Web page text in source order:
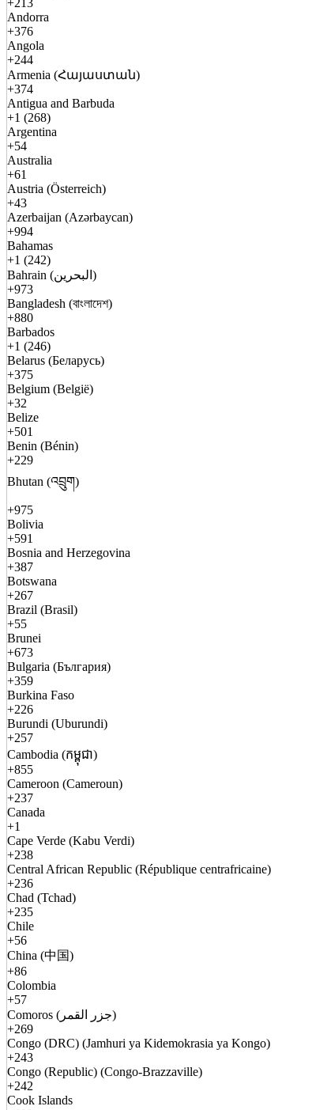
+213
Andorra
+376
Angola
+244
Armenia (Հայաստան)
+374
Antigua and Barbuda
+1 (268)
Argentina
+54
Australia
+61
Austria (Österreich)
+43
Azerbaijan (Azərbaycan)
+994
Bahamas
+1 (242)
Bahrain (البحرين)
+973
Bangladesh (বাংলাদেশ)
+880
Barbados
+1 (246)
Belarus (Беларусь)
+375
Belgium (België)
+32
Belize
+501
Benin (Bénin)
+229
Bhutan (འབྲུག)
+975
Bolivia
+591
Bosnia and Herzegovina
+387
Botswana
+267
Brazil (Brasil)
+55
Brunei
+673
Bulgaria (България)
+359
Burkina Faso
+226
Burundi (Uburundi)
+257
Cambodia (កម្ពុជា)
+855
Cameroon (Cameroun)
+237
Canada
+1
Cape Verde (Kabu Verdi)
+238
Central African Republic (République centrafricaine)
+236
Chad (Tchad)
+235
Chile
+56
China (中国)
+86
Colombia
+57
Comoros (جزر القمر)
+269
Congo (DRC) (Jamhuri ya Kidemokrasia ya Kongo)
+243
Congo (Republic) (Congo-Brazzaville)
+242
Cook Islands